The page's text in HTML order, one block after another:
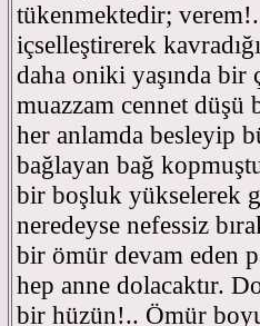
tükenmektedir;
içselleştirerek
daha oniki yaşında bir
muazzam cennet düşü
her anlamda besleyip
bağlayan bağ
bir boşluk yükselerek
neredeyse nefessiz
bir ömür devam eden
hep anne dolacaktır.
bir hüzün!.. Ömür